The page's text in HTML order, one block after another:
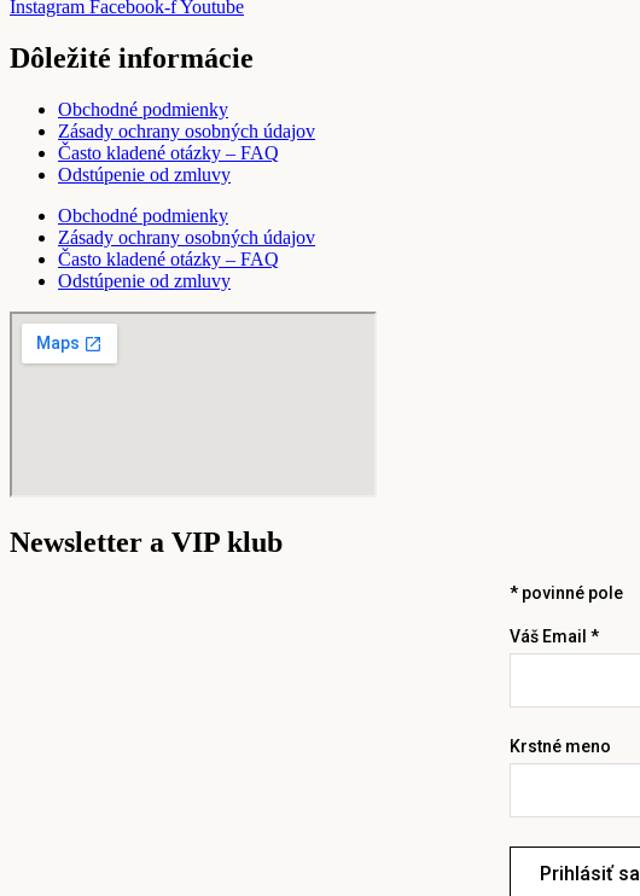
Instagram Facebook-fYoutube
Dôležité informácie
Obchodné podmienky
Zásady ochrany osobných údajov
Často kladené otázky – FAQ
Odstúpenie od zmluvy
Obchodné podmienky
Zásady ochrany osobných údajov
Často kladené otázky – FAQ
Odstúpenie od zmluvy
Newsletter a VIP klub
* povinné pole
Váš Email *
Krstné meno
Prihlásiť sa